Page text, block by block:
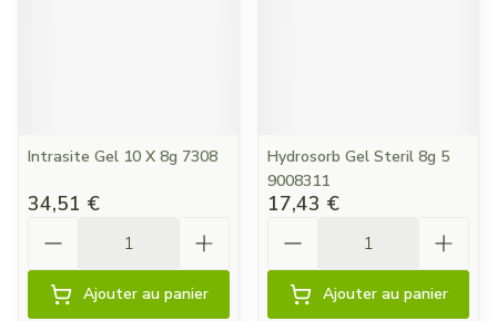
Intrasite Gel 10 X 8g 7308
34,51 €
Ajouter au panier
Hydrosorb Gel Steril 8g 5
9008311
17,43 €
Ajouter au panier